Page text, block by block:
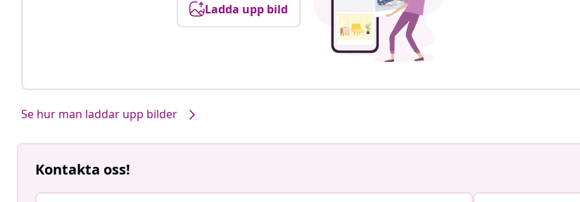
Ladda upp bild
Se hur man laddar upp bilder
Kontakta oss!